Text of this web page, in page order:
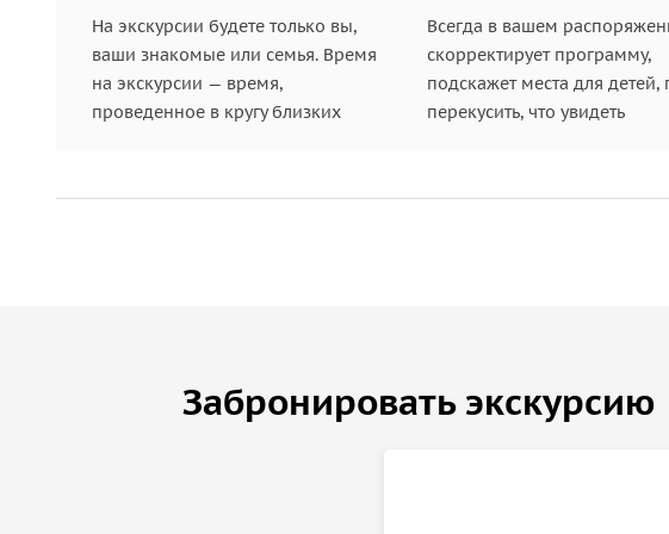
питания «Вилка-Ложка» или ресторанчике «Скворечник»,
На выезде из Академгородка (по вашему желанию) вы
посетить музей железнодорожной техники, где собрана
На экскурсии будете только вы,
ваши знакомые или семья. Время
на экскурсии — время,
проведенное в кругу близких
Всегда в вашем
скорректирует программу,
подскажет места для детей,
перекусить, что увидеть
Забронировать экскурсию